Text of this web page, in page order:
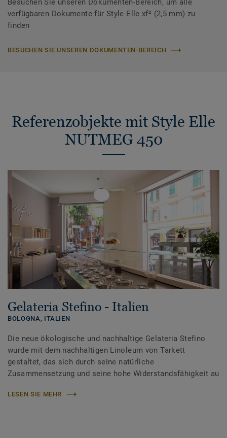
Besuchen Sie unseren Dokumenten-Bereich, um alle
verfügbaren Dokumente für Style Elle xf² (2,5 mm) zu
finden
BESUCHEN SIE UNSEREN DOKUMENTEN-BEREICH
Referenzobjekte mit Style Elle
NUTMEG 450
Gelateria Stefino - Italien
BOLOGNA, ITALIEN
Die neue ökologische und nachhaltige Gelateria Stefino
wurde mit dem nachhaltigen Linoleum von Tarkett
gestaltet, das sich durch seine natürliche
Zusammensetzung und seine hohe Widerstandsfähigkeit au
LESEN SIE MEHR